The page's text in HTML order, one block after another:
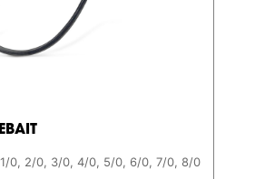
1/0, 2/0, 3/0, 4/0, 5/0, 6/0, 7/0, 8/0